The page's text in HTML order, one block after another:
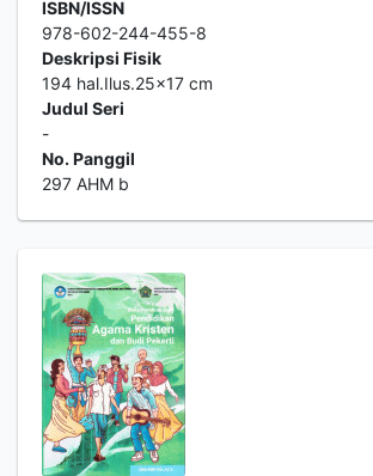
ISBN/ISSN
978-602-244-455-8
Deskripsi Fisik
194 hal.Ilus.25x17 cm
Judul Seri
-
No. Panggil
297 AHM b